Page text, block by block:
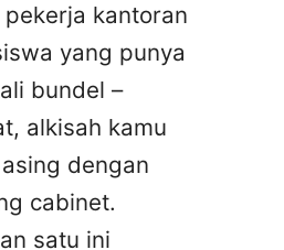
kantoran
yang punya
bundel –
alkisah kamu
dengan
cabinet.
satu ini